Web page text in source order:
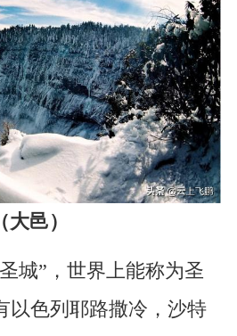
邑）
城”，世界上能称为圣
以色列耶路撒冷，沙特